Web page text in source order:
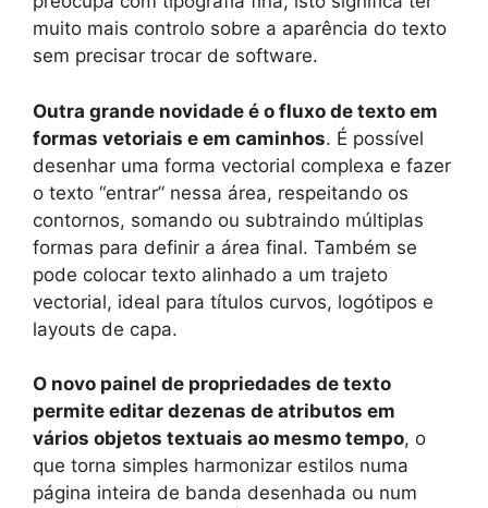
muito mais controlo sobre a aparência do texto
sem precisar trocar de software.
Outra grande novidade é o fluxo de texto em
formas vetoriais e em caminhos. É possível
desenhar uma forma vectorial complexa e fazer
o texto “entrar” nessa área, respeitando os
contornos, somando ou subtraindo múltiplas
formas para definir a área final. Também se
pode colocar texto alinhado a um trajeto
vectorial, ideal para títulos curvos, logótipos e
layouts de capa.
O novo painel de propriedades de texto
permite editar dezenas de atributos em
vários objetos textuais ao mesmo tempo, o
que torna simples harmonizar estilos numa
página inteira de banda desenhada ou num